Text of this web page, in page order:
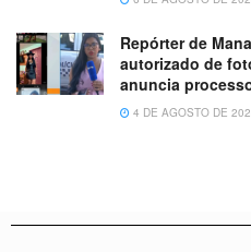
Repórter de
autorizado de
anuncia
4 DE AGOSTO DE